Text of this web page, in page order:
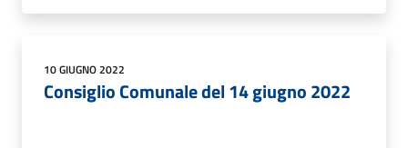
10 GIUGNO 2022
Consiglio Comunale del 14 giugno 2022